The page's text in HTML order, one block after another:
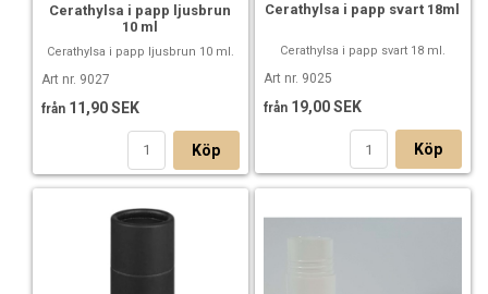
Cerathylsa i papp ljusbrun
10 ml
Cerathylsa i papp ljusbrun 10 ml.
Art nr. 9027
från 11,90 SEK
Köp
Cerathylsa i papp svart 18ml
Cerathylsa i papp svart 18 ml.
Art nr. 9025
från 19,00 SEK
Köp